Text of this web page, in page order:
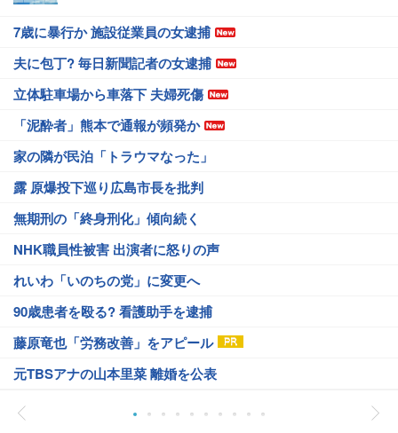
7歳に暴行か 施設従業員の女逮捕
夫に包丁? 毎日新聞記者の女逮捕
立体駐車場から車落下 夫婦死傷
「泥酔者」熊本で通報が頻発か
家の隣が民泊「トラウマなった」
露 原爆投下巡り広島市長を批判
無期刑の「終身刑化」傾向続く
NHK職員性被害 出演者に怒りの声
れいわ「いのちの党」に変更へ
90歳患者を殴る? 看護助手を逮捕
藤原竜也「労務改善」をアピール
元TBSアナの山本里菜 離婚を公表